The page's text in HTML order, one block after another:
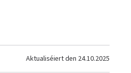
Aktualiséiert den 24.10.2025